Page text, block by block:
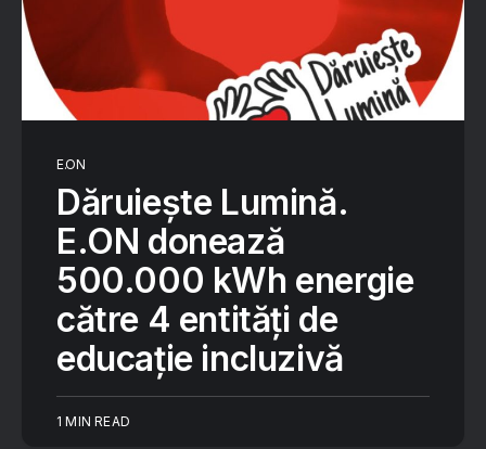
E.ON
Dăruiește Lumină.
E.ON donează
500.000 kWh energie
către 4 entități de
educație incluzivă
1 MIN READ